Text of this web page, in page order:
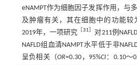
eNAMPT作为细胞因子发挥作用，与
及肿瘤有关，其在细胞中的功能较
2019年，一项研究 ［31］ 对211例
NAFLD组血清NAMPT水平低于非
呈负相关（OR=0.30，95%CI ：0.10～